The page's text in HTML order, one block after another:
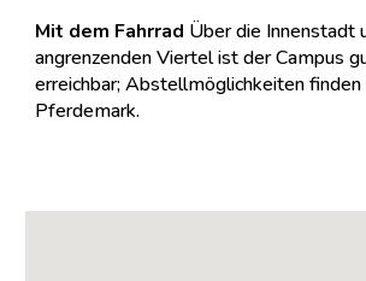
Mit dem Fahrrad Über die Innenstadt
angrenzenden Viertel ist der Campus
erreichbar; Abstellmöglichkeiten finden
Pferdemark.